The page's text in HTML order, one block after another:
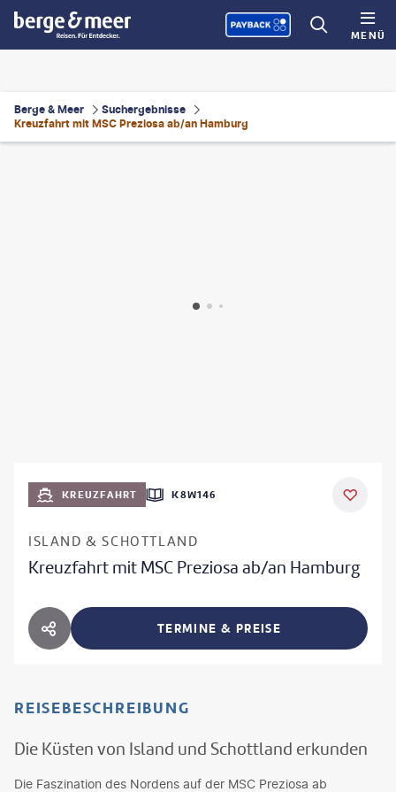
MENÜ
Berge & Meer
Suchergebnisse
Kreuzfahrt mit MSC Preziosa ab/an Hamburg
KREUZFAHRT K8W146
ISLAND & SCHOTTLAND
Kreuzfahrt mit MSC Preziosa ab/an Hamburg
HOTEL TEILEN TERMINE & PREISE
REISEBESCHREIBUNG
Die Küsten von Island und Schottland erkunden
Die Faszination des Nordens auf der MSC Preziosa ab